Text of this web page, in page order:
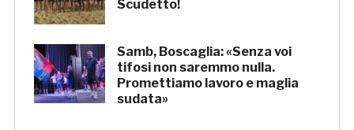
Scudetto!
Samb, Boscaglia: «Senza voi
tifosi non saremmo nulla.
Promettiamo lavoro e maglia
sudata»